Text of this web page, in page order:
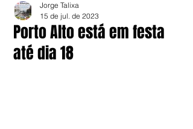
Porto Alto está em festa
até dia 18
Jorge Talixa
15 de jul. de 2023